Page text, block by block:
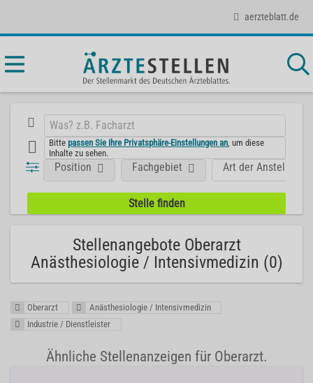
aerzteblatt.de
Bittepassen Sie Ihre Privatsphäre-Einstellungen an , um diese
Inhalte zu sehen.
Position Fachgebiet Art der Anstellung
Stellenangebote Oberarzt
Anästhesiologie / Intensivmedizin (0)
Oberarzt
Anästhesiologie / Intensivmedizin
Industrie / Dienstleister
Ähnliche Stellenanzeigen für Oberarzt.